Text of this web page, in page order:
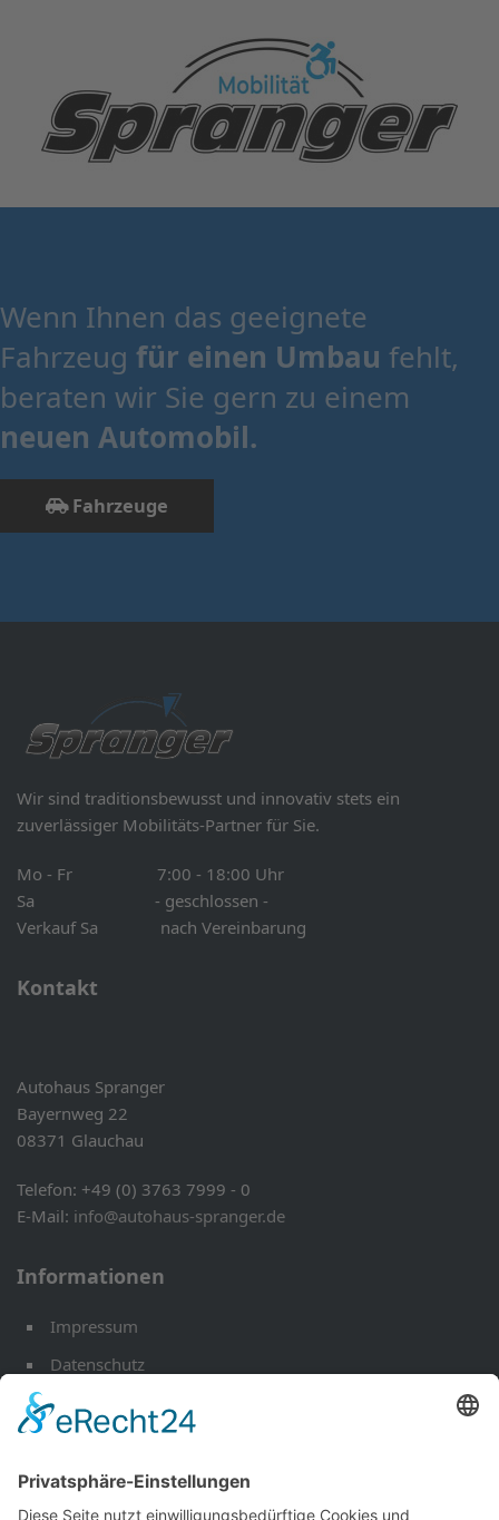
Wenn Ihnen das geeignete
Fahrzeug für einen Umbau fehlt,
beraten wir Sie gern zu einem
neuen Automobil.
Fahrzeuge
Wir sind traditionsbewusst und innovativ stets ein
zuverlässiger Mobilitäts-Partner für Sie.
Mo - Fr 7:00 - 18:00 Uhr
Sa - geschlossen -
Verkauf Sa nach Vereinbarung
Kontakt
Autohaus Spranger
Bayernweg 22
08371 Glauchau
Telefon: +49 (0) 3763 7999 - 0
E-Mail: info@autohaus-spranger.de
Informationen
Impressum
Datenschutz
Öffnungszeiten
Kontakt
Werkstatt-Termin